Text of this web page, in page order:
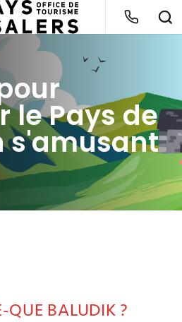
le Pays de
s'amusant
QUE BALUDIK ?